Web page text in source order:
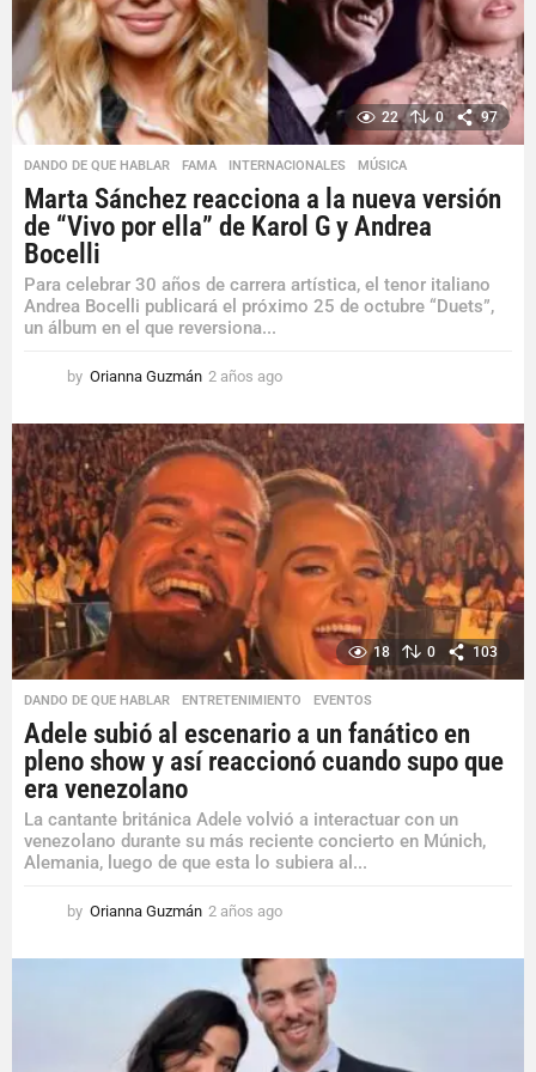
22 0 97
DANDO DE QUE HABLAR ,FAMA INTERNACIONALES ,MÚSICA
Marta Sánchez reacciona a la nueva versión
de “Vivo por ella” de Karol G y Andrea
Bocelli
Para celebrar 30 años de carrera artística, el tenor italiano
Andrea Bocelli publicará el próximo 25 de octubre “Duets”,
un álbum en el que reversiona...
by Orianna Guzmán 2 años ago
ñ
o
s
a
g
18 0 103
DANDO DE QUE HABLAR ,ENTRETENIMIENTO ,EVENTOS
Adele subió al escenario a un fanático en
pleno show y así reaccionó cuando supo que
era venezolano
La cantante británica Adele volvió a interactuar con un
venezolano durante su más reciente concierto en Múnich,
Alemania, luego de que esta lo subiera al...
by Orianna Guzmán 2 años ago
ñ
s
a
g